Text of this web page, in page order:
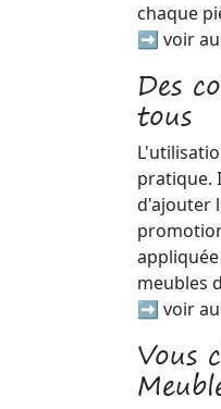
chaque
➡️ voir
Des
tous
pratique.
d'ajouter
meubles
➡️ voir
Vous